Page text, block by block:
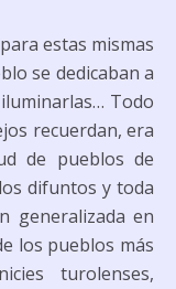
estas mismas
se dedicaban a
Todo
recuerdan, era
de pueblos de
difuntos y toda
generalizada en
los pueblos más
turolenses,